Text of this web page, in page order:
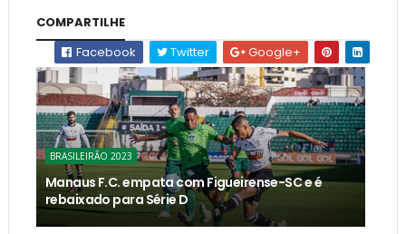
COMPARTILHE
Facebook
Twitter Google+
BRASILEIRÃO 2023
Manaus F.C. empata com Figueirense-SC e é
rebaixado para Série D